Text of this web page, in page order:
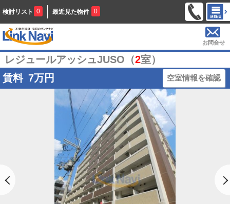
検討リスト 0 最近見た物件 0
お問合せ
レジュールアッシュJUSO（2室）
賃料 7万円 空室情報を確認